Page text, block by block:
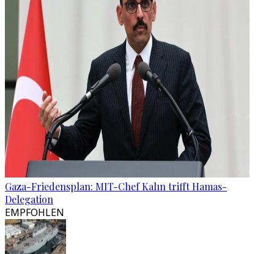
Gaza-Friedensplan: MIT-Chef Kalın trifft Hamas-
Delegation
EMPFOHLEN